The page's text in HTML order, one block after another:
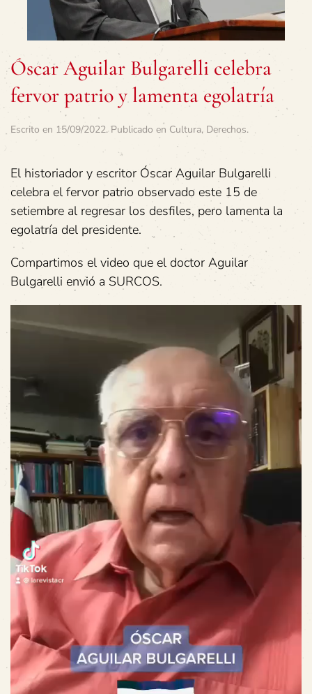
Óscar Aguilar Bulgarelli celebra
fervor patrio y lamenta egolatría
Escrito en 15/09/2022. Publicado en Cultura, Derechos.
El historiador y escritor Óscar Aguilar Bulgarelli
celebra el fervor patrio observado este 15 de
setiembre al regresar los desfiles, pero lamenta la
egolatría del presidente.
Compartimos el video que el doctor Aguilar
Bulgarelli envió a SURCOS.